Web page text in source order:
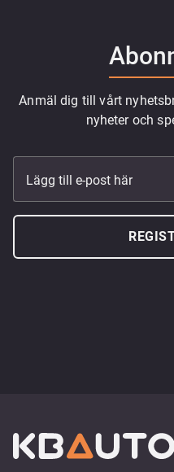
Anmäl dig till vårt
nyheter och
Lägg till e-post här